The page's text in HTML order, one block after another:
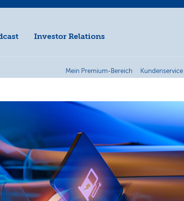
Investor Relations
Mein Premium-Bereich Kundenservice